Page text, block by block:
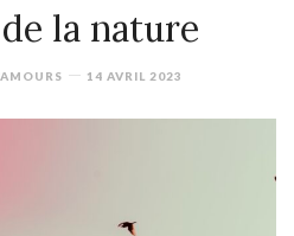
la nature
14 AVRIL 2023